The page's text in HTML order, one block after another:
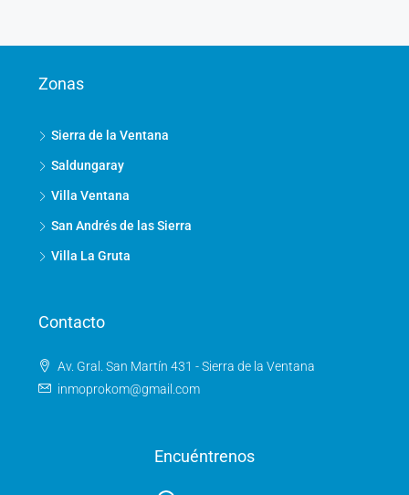
Zonas
Sierra de la Ventana
Saldungaray
Villa Ventana
San Andrés de las Sierra
Villa La Gruta
Contacto
Av. Gral. San Martín 431 - Sierra de la Ventana
inmoprokom@gmail.com
Encuéntrenos